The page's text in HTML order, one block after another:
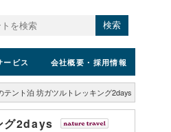
検索
ービス 会社概要 ・採用情報
テント泊 坊ガツルトレッキング2days
グ2days